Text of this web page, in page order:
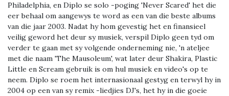
Philadelphia, en Diplo se solo -poging 'Never Scared' het die
eer behaal om aangewys te word as een van die beste albums
van die jaar 2003. Nadat hy hom gevestig het en finansieel
veilig geword het deur sy musiek, verspil Diplo geen tyd om
verder te gaan met sy volgende onderneming nie, 'n ateljee
met die naam 'The Mausoleum', wat later deur Shakira, Plastic
Little en Scream gebruik is om hul musiek en video's op te
neem. Diplo se roem het internasionaal gestyg en terwyl hy in
2004 op een van sy remix -liedjies DJ's, het hy in die goeie